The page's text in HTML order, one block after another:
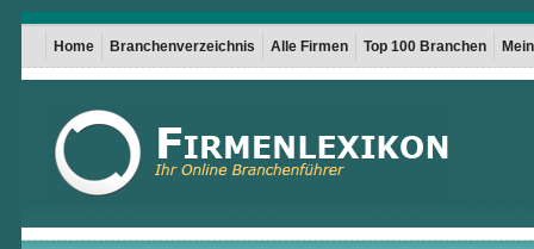
Home Branchenverzeichnis Alle Firmen Top 100 Branchen